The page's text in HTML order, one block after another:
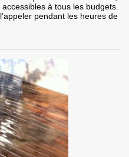
à tous les budgets.
pendant les heures de